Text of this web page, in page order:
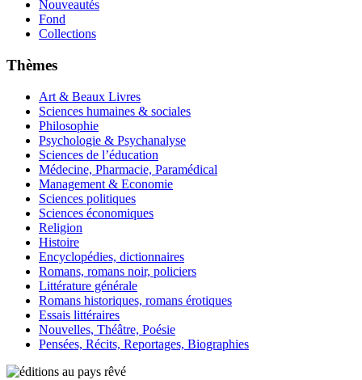
Nouveautés
Fond
Collections
Thèmes
Art & Beaux Livres
Sciences humaines & sociales
Philosophie
Psychologie & Psychanalyse
Sciences de l’éducation
Médecine, Pharmacie, Paramédical
Management & Economie
Sciences politiques
Sciences économiques
Religion
Histoire
Encyclopédies, dictionnaires
Romans, romans noir, policiers
Littérature générale
Romans historiques, romans érotiques
Essais littéraires
Nouvelles, Théâtre, Poésie
Pensées, Récits, Reportages, Biographies